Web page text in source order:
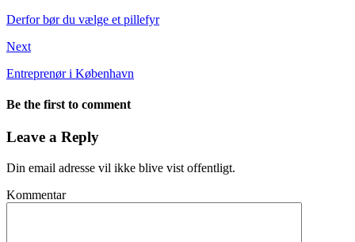
Derfor bør du vælge et pillefyr
Next
Entreprenør i København
Be the first to comment
Leave a Reply
Din email adresse vil ikke blive vist offentligt.
Kommentar